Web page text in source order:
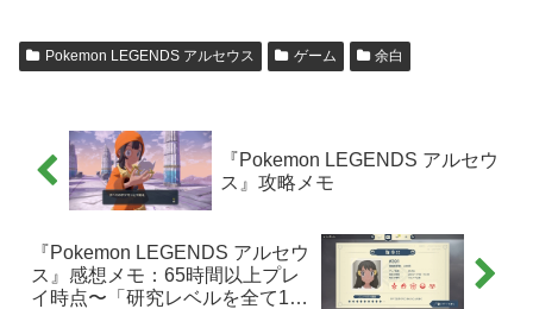
Pokemon LEGENDS アルセウス ゲーム 余白
『Pokemon LEGENDS アルセウ
ス』攻略メモ
『Pokemon LEGENDS アルセウ
ス』感想メモ：65時間以上プレ
イ時点〜「研究レベルを全て10